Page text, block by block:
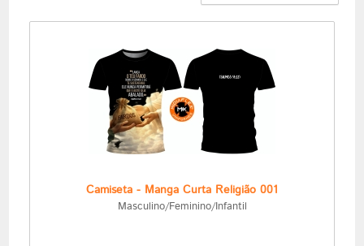
Camiseta - Manga Curta Religião 001
Masculino/Feminino/Infantil